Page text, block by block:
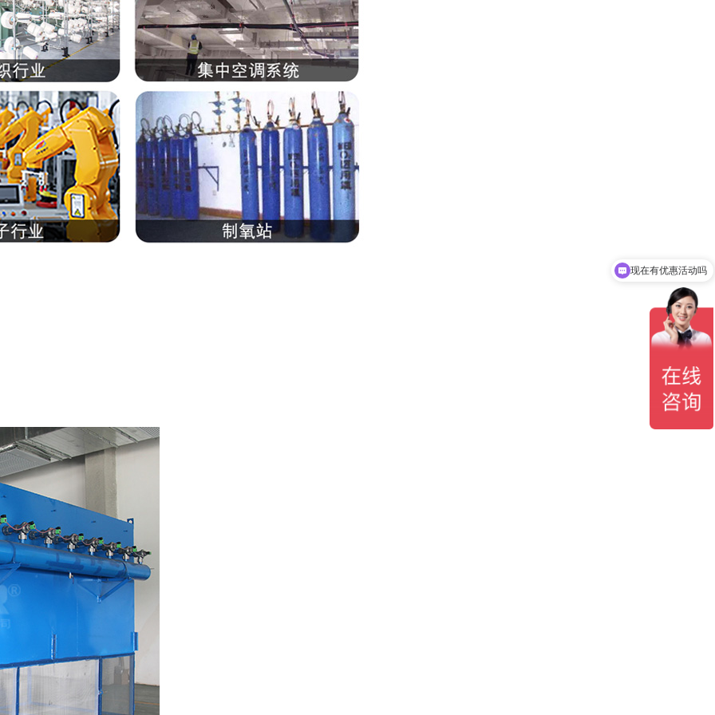
现在有优惠活动吗